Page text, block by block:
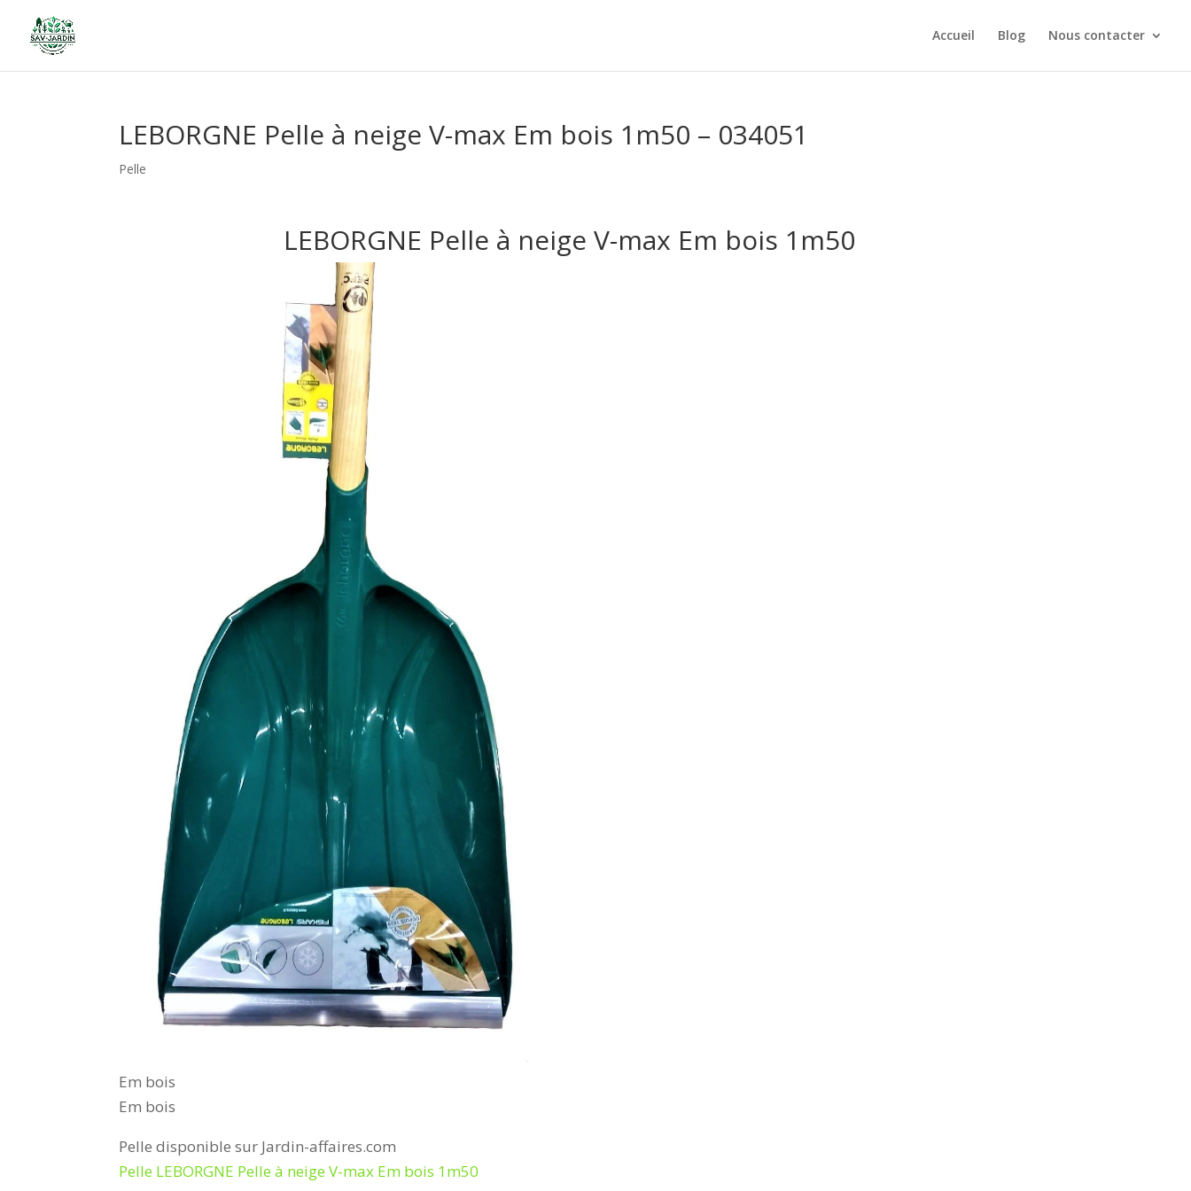
Accueil Blog Nous contacter
LEBORGNE Pelle à neige V-max Em bois 1m50 – 034051
Pelle
LEBORGNE Pelle à neige V-max Em bois 1m50
Em bois
Em bois
Pelle disponible sur Jardin-affaires.com
Pelle LEBORGNE Pelle à neige V-max Em bois 1m50